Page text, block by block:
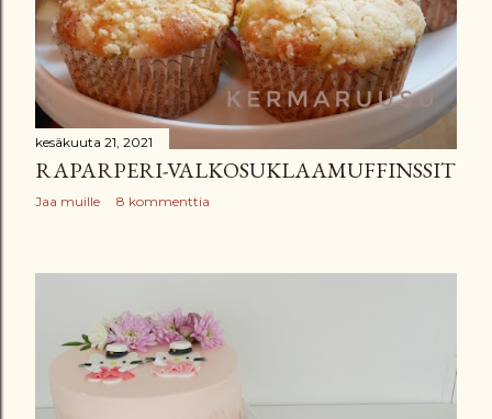
kesäkuuta 21, 2021
RAPARPERI-VALKOSUKLAAMUFFINSSIT
Jaa muille 8 kommenttia